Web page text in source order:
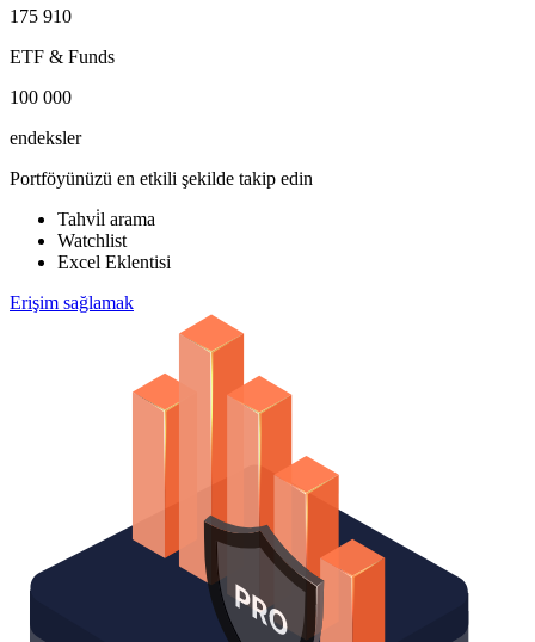
175 910
ETF & Funds
100 000
endeksler
Portföyünüzü en etkili şekilde takip edin
Tahvi̇l arama
Watchlist
Excel Eklentisi
Erişim sağlamak